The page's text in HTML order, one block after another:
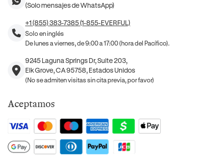
(Solo mensajes de WhatsApp)
+1 (855) 383-7385 (1-855-EVERFUL)
Solo en inglés
De lunes a viernes, de 9:00 a 17:00 (hora del Pacífico).
9245 Laguna Springs Dr, Suite 203,
Elk Grove, CA 95758, Estados Unidos
(No se admiten visitas sin cita previa, por favor)
Aceptamos